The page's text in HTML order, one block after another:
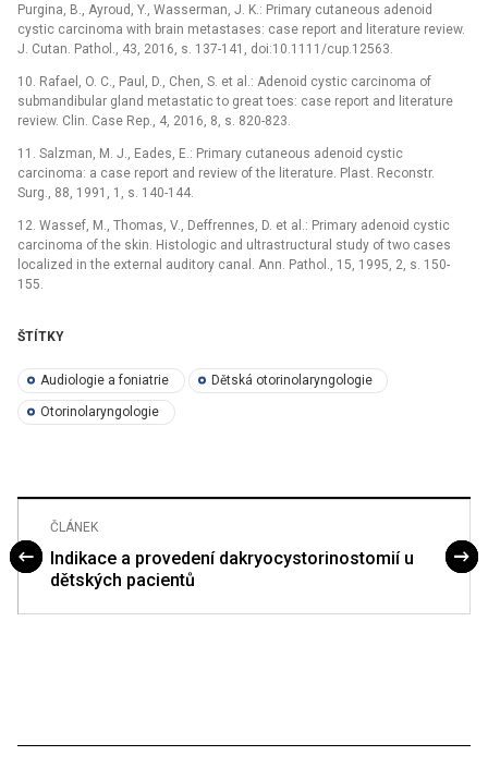
Purgina, B., Ayroud, Y., Wasserman, J. K.: Primary cutaneous adenoid
cystic carcinoma with brain metastases: case report and literature review.
J. Cutan. Pathol., 43, 2016, s. 137-141, doi:10.1111/cup.12563.
10. Rafael, O. C., Paul, D., Chen, S. et al.: Adenoid cystic carcinoma of
submandibular gland metastatic to great toes: case report and literature
review. Clin. Case Rep., 4, 2016, 8, s. 820-823.
11. Salzman, M. J., Eades, E.: Primary cutaneous adenoid cystic
carcinoma: a case report and review of the literature. Plast. Reconstr.
Surg., 88, 1991, 1, s. 140-144.
12. Wassef, M., Thomas, V., Deffrennes, D. et al.: Primary adenoid cystic
carcinoma of the skin. Histologic and ultrastructural study of two cases
localized in the external auditory canal. Ann. Pathol., 15, 1995, 2, s. 150-
155.
ŠTÍTKY
Audiologie a foniatrie Dětská otorinolaryngologie
Otorinolaryngologie
ČLÁNEK
Indikace a provedení dakryocystorinostomií u
dětských pacientů